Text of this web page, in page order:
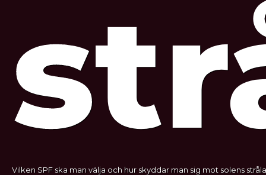
Vilken SPF ska man välja och hur skyddar man sig mot solens